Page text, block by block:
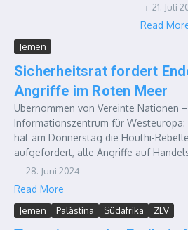
21. Juli
Read
Jemen
Sicherheitsrat fordert
Angriffe im Roten Meer
Übernommen von Vereinte Nationen
Informationszentrum für Westeuropa:
hat am Donnerstag die Houthi-
aufgefordert, alle Angriffe auf
28. Juni 2024
Read More
Jemen Palästina Südafrika ZLV